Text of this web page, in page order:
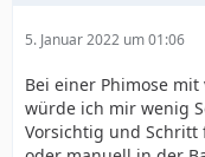
5. Januar 2022 um 01:06
Bei einer Phimose
würde ich mir wenig
Vorsichtig und Schritt